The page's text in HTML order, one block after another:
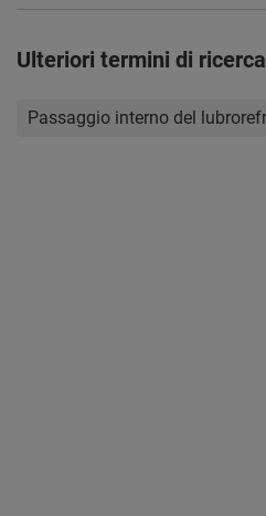
Ulteriori termini di
Passaggio interno del